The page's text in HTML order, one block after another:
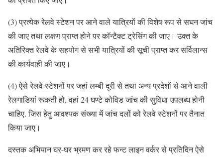
(3) प्रत्येक रेलवे स्टेशन पर आने वाले यात्रियों की विशेष रूप से सघन जांच
की जाए तथा लक्षण प्राप्त होने पर कॉन्टैक्ट ट्रेसिंग की जाए। उक्त के
अतिरिक्त रेलवे के सहयोग से सभी यात्रियों की सूची प्राप्त कर सर्विलान्स
की कार्यवाही की जाए।
(4) ऐसे रेलवे स्टेशनों पर जहां लम्बी दूरी से तथा अन्य प्रदेशों से आने वाली
रेलगाडियां रूकती हो, वहां 24 घण्टे कोविड जांच की सुविधा उपलब्ध होनी
चाहिए. जिस हेतु आवश्यक संख्या में जांच दलों को रेलवे स्टेशनों पर तैनात
किया जाए।
दस्तक अभियान घर-घर भ्रमण कर रहे फन्ट लाइन वर्कर से प्रतिदिन ऐसे